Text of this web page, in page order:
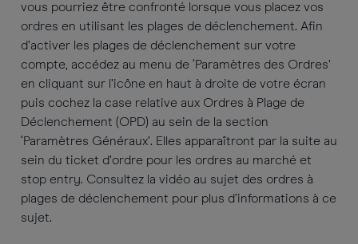
vous pourriez être confronté lorsque vous placez vos
ordres en utilisant les plages de déclenchement. Afin
d’activer les plages de déclenchement sur votre
compte, accédez au menu de ‘Paramètres des Ordres’
en cliquant sur l’icône en haut à droite de votre écran
puis cochez la case relative aux Ordres à Plage de
Déclenchement (OPD) au sein de la section
‘Paramètres Généraux’. Elles apparaîtront par la suite au
sein du ticket d’ordre pour les ordres au marché et
stop entry. Consultez la vidéo au sujet des ordres à
plages de déclenchement pour plus d’informations à ce
sujet.